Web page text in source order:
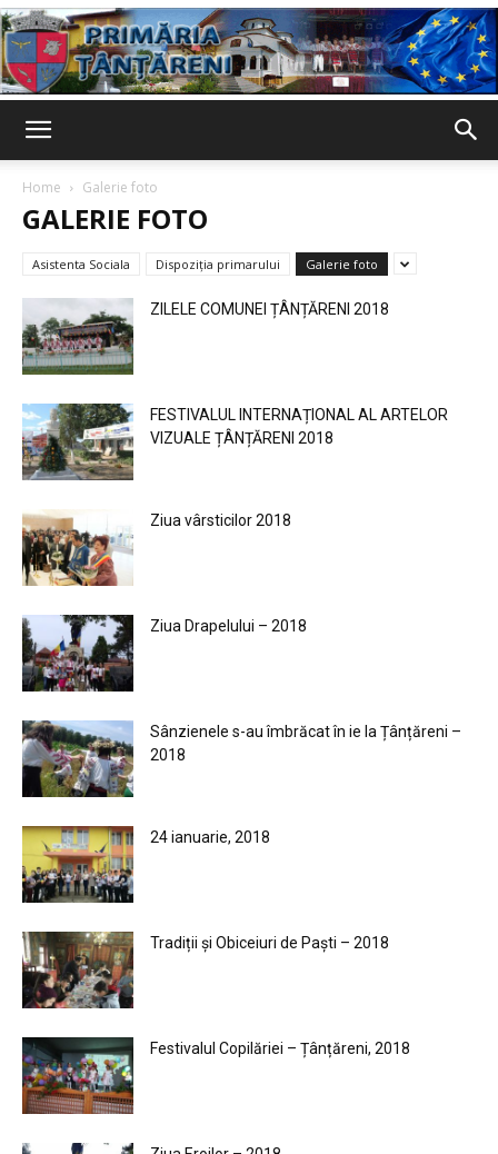
Home Galerie foto
GALERIE FOTO
Asistenta Sociala Dispoziția primarului Galerie foto
ZILELE COMUNEI ȚÂNȚĂRENI 2018
FESTIVALUL INTERNAȚIONAL AL ARTELOR
VIZUALE ȚÂNȚĂRENI 2018
Ziua vârsticilor 2018
Ziua Drapelului – 2018
Sânzienele s-au îmbrăcat în ie la Țânțăreni –
2018
24 ianuarie, 2018
Tradiții și Obiceiuri de Paști – 2018
Festivalul Copilăriei – Țânțăreni, 2018